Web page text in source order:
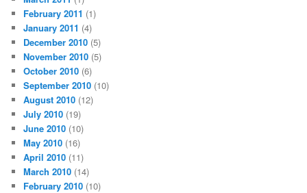
February 2011 (1)
January 2011 (4)
December 2010 (5)
November 2010 (5)
October 2010 (6)
September 2010 (10)
August 2010 (12)
July 2010 (19)
June 2010 (10)
May 2010 (16)
April 2010 (11)
March 2010 (14)
February 2010 (10)